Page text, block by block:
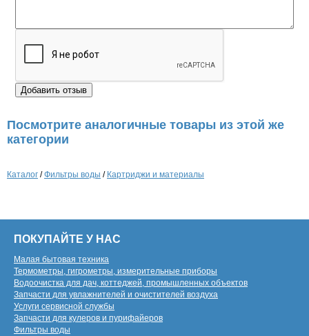
Посмотрите аналогичные товары из этой же
категории
Каталог /Фильтры воды / Картриджи и материалы
ПОКУПАЙТЕ У НАС
Малая бытовая техника
Термометры, гигрометры, измерительные приборы
Водоочистка для дач, коттеджей, промышленных объектов
Запчасти для увлажнителей и очистителей воздуха
Услуги сервисной службы
Запчасти для кулеров и пурифайеров
Фильтры воды